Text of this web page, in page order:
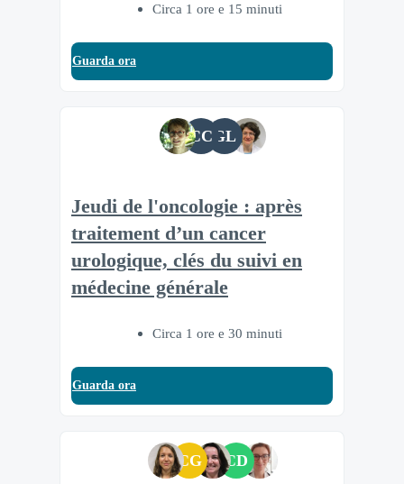
Circa 1 ore e 15 minuti
Guarda ora
CC GL
Jeudi de l'oncologie : après
traitement d’un cancer
urologique, clés du suivi en
médecine générale
Circa 1 ore e 30 minuti
Guarda ora
CG CD